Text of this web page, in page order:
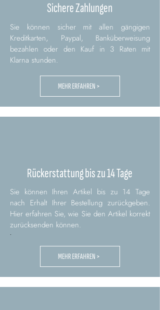
Sichere Zahlungen
Sie können sicher mit allen gängigen
Kreditkarten, Paypal, Banküberweisung
bezahlen oder den Kauf in 3 Raten mit
Klarna stunden.
MEHR ERFAHREN >
Rückerstattung bis zu 14 Tage
Sie können Ihren Artikel bis zu 14 Tage
nach Erhalt Ihrer Bestellung zurückgeben.
Hier erfahren Sie, wie Sie den Artikel korrekt
zurücksenden können.
MEHR ERFAHREN >